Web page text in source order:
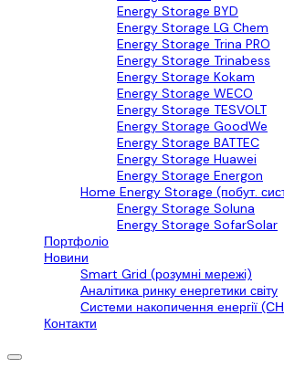
Energy Storage BYD
Energy Storage LG Chem
Energy Storage Trina PRO
Energy Storage Trinabess
Energy Storage Kokam
Energy Storage WECO
Energy Storage TESVOLT
Energy Storage GoodWe
Energy Storage BATTEC
Energy Storage Huawei
Energy Storage Energon
Home Energy Storage (побут.
Energy Storage Soluna
Energy Storage SofarSolar
Портфоліо
Новини
Smart Grid (розумні мережі)
Аналітика ринку енергетики світу
Системи накопичення енергії
Контакти